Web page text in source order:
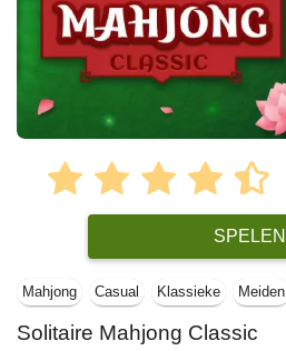
SPELEN
Mahjong Casual Klassieke Meiden
Solitaire Mahjong Classic